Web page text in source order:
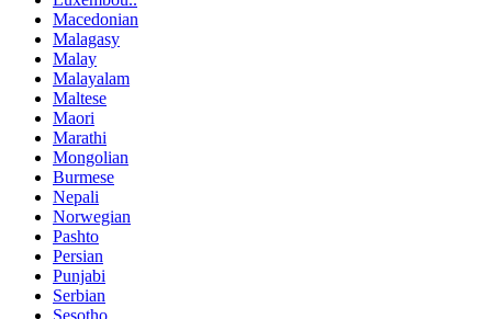
Macedonian
Malagasy
Malay
Malayalam
Maltese
Maori
Marathi
Mongolian
Burmese
Nepali
Norwegian
Pashto
Persian
Punjabi
Serbian
Sesotho